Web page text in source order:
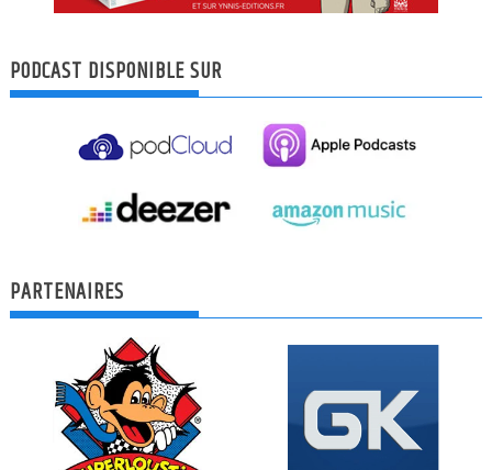
PODCAST DISPONIBLE SUR
PARTENAIRES